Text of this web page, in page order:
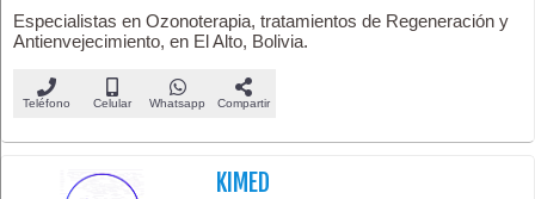
Especialistas en Ozonoterapia, tratamientos de Regeneración y
Antienvejecimiento, en El Alto, Bolivia.
Teléfono Celular Whatsapp Compartir
KIMED